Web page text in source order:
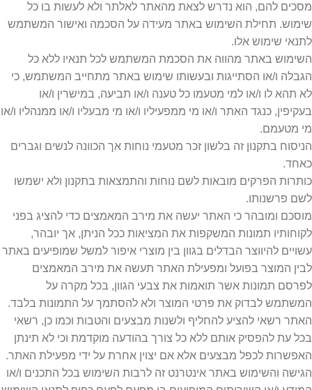
מסכים להם, הוא נדרש לצאת מהאתר לאלתר ולא לעשות בו כל
שימוש. תחילת השימוש באתר מעידה על הסכמה ואישור המשתמש
לתנאי שימוש אלו.
השימוש באתר מהווה את הסכמת המשתמש לכל תנאיו ללא כל
הגבלה ו/או הסתייגות ובעשותו שימוש באתר מתחייב המשתמש, כי
לא תהא לו ו/או למי מטעמו כל טענה ו/או תביעה, במישרין ו/או
בעקיפין, כנגד האתר ו/או מי ממפעיליו ו/או מי מבעליו ו/או ממנהליו ו/או
מי מטעמם.
הניסוח בתקנון זה בלשון זכר מטעמי נוחות אך הכוונה לנשים וגברים
כאחד.
כותרות הפרקים מובאות לשם נוחות והתמצאות בתקנון ולא ישמשו
לשם פרשנותו.
מוסכם ומובהר כי האתר יעשה את מירב המאמצים כדי להציג בפני
לקוחותיו תמונות המשקפות את המציאות ככל הניתן, אך יובהר,
עשויים להיווצר הבדלים בגוון בין מוצרי איפור למשל שמופיעים באתר
לבין המוצר בפועל ומפעילת האתר תעשה את מירב המאמצים
לפרסם תמונות אשר תואמות את צבעי הגוון, בכל מקרה על
המשתמש לבדוק את פרטי המוצר ולא להסתמך על התמונות בלבד.
האתר רשאי להציע להחליף ולשנות מבצעים והטבות וכמו כן, רשאי
בכל עת להפסיק אותם ללא כל צורך בהודעה מוקדמת וכי לא תינתן
האפשרות לכפל מבצעים אלא אם יצוין אחרת על ידי מפעילת האתר.
הגישה והשימוש באתר אינטרנט זה לרבות השימוש בכל התכנים ו/או